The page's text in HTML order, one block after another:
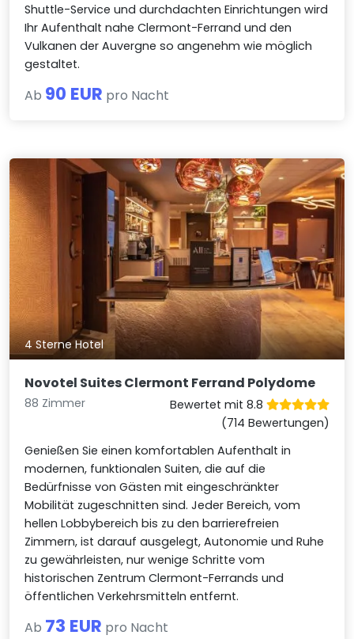
Shuttle-Service und durchdachten Einrichtungen wird
Ihr Aufenthalt nahe Clermont-Ferrand und den
Vulkanen der Auvergne so angenehm wie möglich
gestaltet.
Ab 90 EUR pro Nacht
4 Sterne Hotel
Novotel Suites Clermont Ferrand Polydome
88 Zimmer
Bewertet mit 8.8
(714 Bewertungen)
Genießen Sie einen komfortablen Aufenthalt in
modernen, funktionalen Suiten, die auf die
Bedürfnisse von Gästen mit eingeschränkter
Mobilität zugeschnitten sind. Jeder Bereich, vom
hellen Lobbybereich bis zu den barrierefreien
Zimmern, ist darauf ausgelegt, Autonomie und Ruhe
zu gewährleisten, nur wenige Schritte vom
historischen Zentrum Clermont-Ferrands und
öffentlichen Verkehrsmitteln entfernt.
Ab 73 EUR pro Nacht